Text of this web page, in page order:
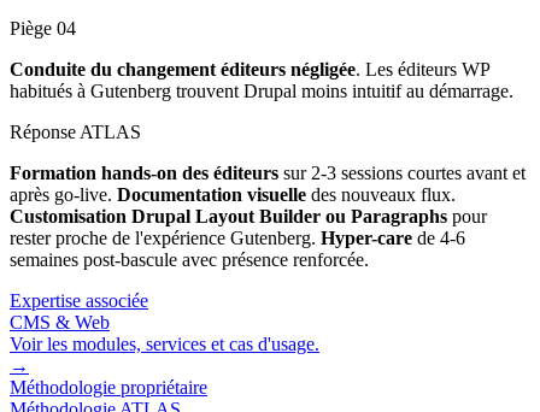
Piège 04
Conduite du changement éditeurs négligée. Les éditeurs WP
habitués à Gutenberg trouvent Drupal moins intuitif au démarrage.
Réponse ATLAS
Formation hands-on des éditeurs sur 2-3 sessions courtes avant et
après go-live. Documentation visuelle des nouveaux flux.
Customisation Drupal Layout Builder ou Paragraphs pour
rester proche de l'expérience Gutenberg. Hyper-care de 4-6
semaines post-bascule avec présence renforcée.
Expertise associée
CMS & Web
Voir les modules, services et cas d'usage.
→
Méthodologie propriétaire